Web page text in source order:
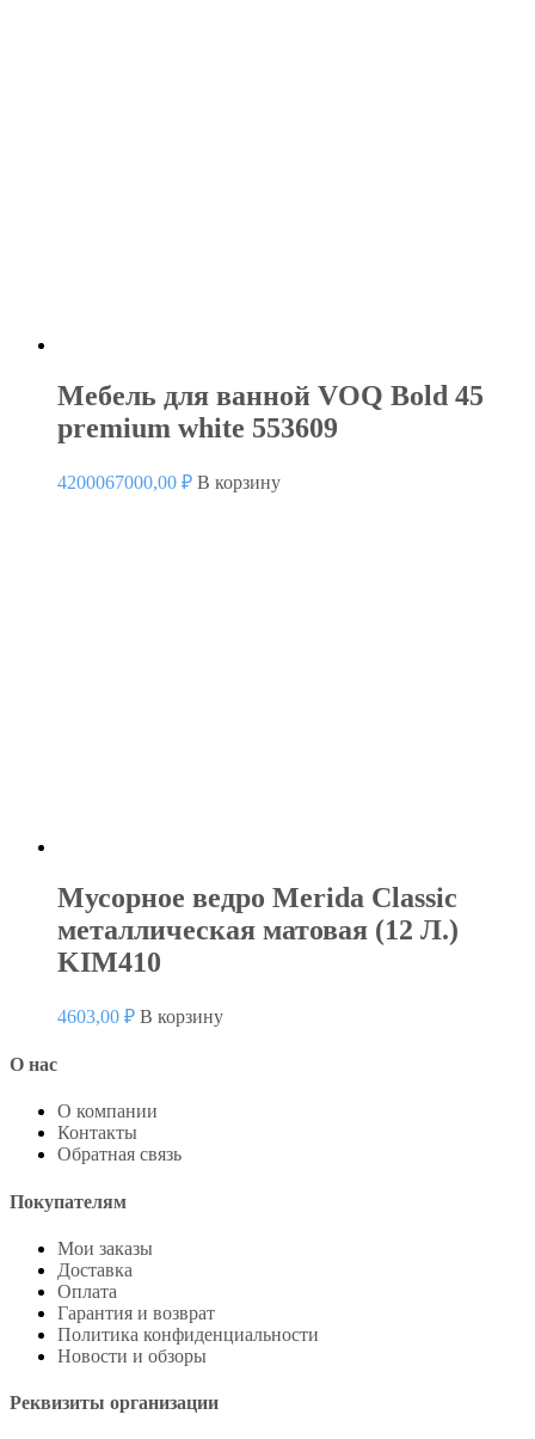
Мебель для ванной VOQ Bold 45
premium white 553609
4200067000,00 ₽ В корзину
Мусорное ведро Merida Classic
металлическая матовая (12 Л.)
KIM410
4603,00 ₽ В корзину
О нас
О компании
Контакты
Обратная связь
Покупателям
Мои заказы
Доставка
Оплата
Гарантия и возврат
Политика конфиденциальности
Новости и обзоры
Реквизиты организации